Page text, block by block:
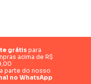
grátispara
acima de R$
parte do nosso
no WhatsApp